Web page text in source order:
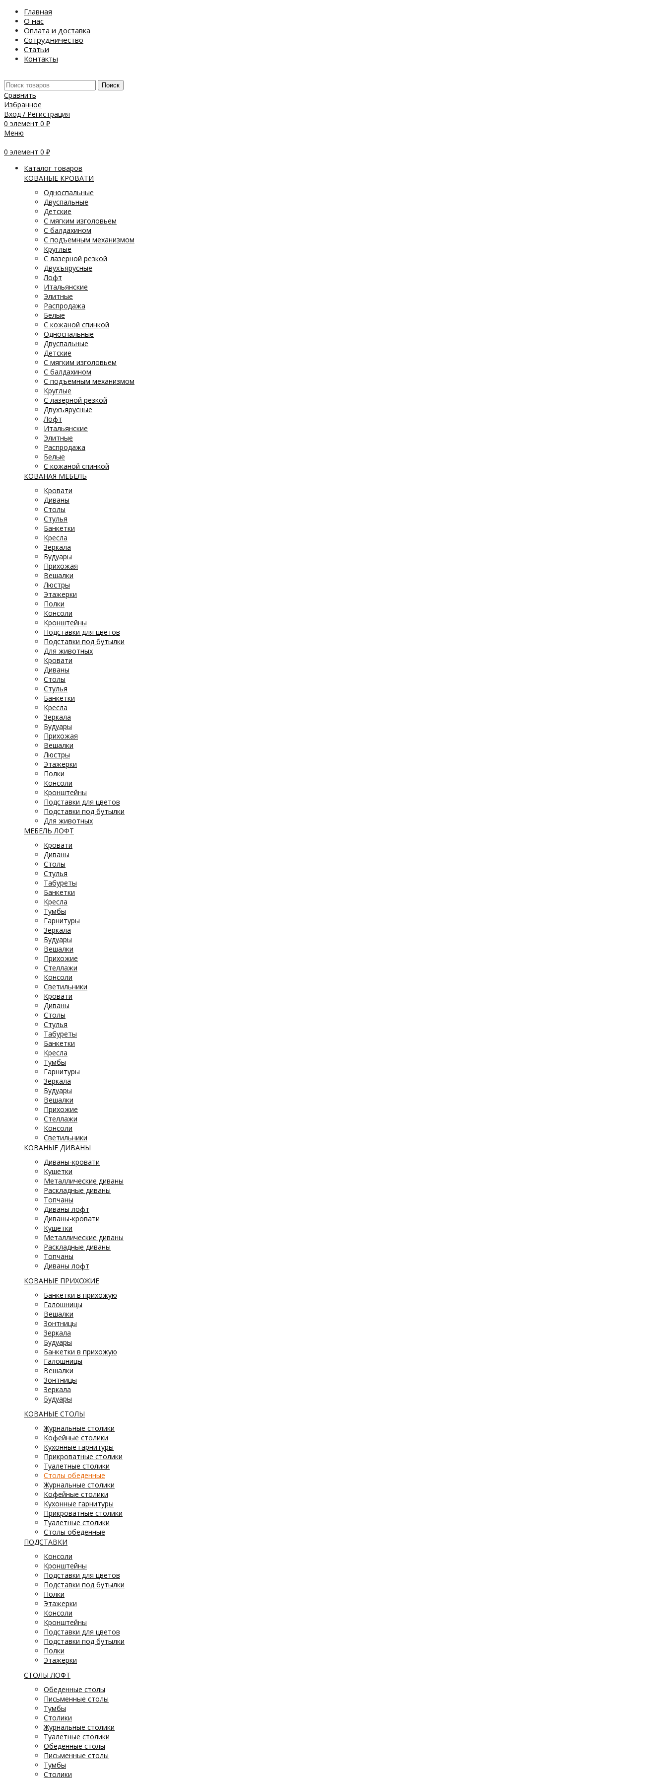
Главная
О нас
Оплата и доставка
Сотрудничество
Статьи
Контакты
Поиск
Сравнить
Избранное
Вход / Регистрация
0 элемент 0 ₽
Меню
0 элемент 0 ₽
Каталог товаров
КОВАНЫЕ КРОВАТИ
Односпальные
Двуспальные
Детские
С мягким изголовьем
С балдахином
С подъемным механизмом
Круглые
С лазерной резкой
Двухъярусные
Лофт
Итальянские
Элитные
Распродажа
Белые
С кожаной спинкой
Односпальные
Двуспальные
Детские
С мягким изголовьем
С балдахином
С подъемным механизмом
Круглые
С лазерной резкой
Двухъярусные
Лофт
Итальянские
Элитные
Распродажа
Белые
С кожаной спинкой
КОВАНАЯ МЕБЕЛЬ
Кровати
Диваны
Столы
Стулья
Банкетки
Кресла
Зеркала
Будуары
Прихожая
Вешалки
Люстры
Этажерки
Полки
Консоли
Кронштейны
Подставки для цветов
Подставки под бутылки
Для животных
Кровати
Диваны
Столы
Стулья
Банкетки
Кресла
Зеркала
Будуары
Прихожая
Вешалки
Люстры
Этажерки
Полки
Консоли
Кронштейны
Подставки для цветов
Подставки под бутылки
Для животных
МЕБЕЛЬ ЛОФТ
Кровати
Диваны
Столы
Стулья
Табуреты
Банкетки
Кресла
Тумбы
Гарнитуры
Зеркала
Будуары
Вешалки
Прихожие
Стеллажи
Консоли
Светильники
Кровати
Диваны
Столы
Стулья
Табуреты
Банкетки
Кресла
Тумбы
Гарнитуры
Зеркала
Будуары
Вешалки
Прихожие
Стеллажи
Консоли
Светильники
КОВАНЫЕ ДИВАНЫ
Диваны-кровати
Кушетки
Металлические диваны
Раскладные диваны
Топчаны
Диваны лофт
Диваны-кровати
Кушетки
Металлические диваны
Раскладные диваны
Топчаны
Диваны лофт
КОВАНЫЕ ПРИХОЖИЕ
Банкетки в прихожую
Галошницы
Вешалки
Зонтницы
Зеркала
Будуары
Банкетки в прихожую
Галошницы
Вешалки
Зонтницы
Зеркала
Будуары
КОВАНЫЕ СТОЛЫ
Журнальные столики
Кофейные столики
Кухонные гарнитуры
Прикроватные столики
Туалетные столики
Столы обеденные
Журнальные столики
Кофейные столики
Кухонные гарнитуры
Прикроватные столики
Туалетные столики
Столы обеденные
ПОДСТАВКИ
Консоли
Кронштейны
Подставки для цветов
Подставки под бутылки
Полки
Этажерки
Консоли
Кронштейны
Подставки для цветов
Подставки под бутылки
Полки
Этажерки
СТОЛЫ ЛОФТ
Обеденные столы
Письменные столы
Тумбы
Столики
Журнальные столики
Туалетные столики
Обеденные столы
Письменные столы
Тумбы
Столики